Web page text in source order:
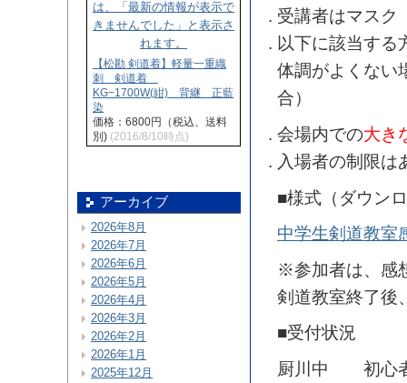
受講者はマスク
以下に該当する
体調がよくない
合）
会場内での大き
入場者の制限は
■様式（ダウン
中学生剣道教室
※参加者は、感
剣道教室終了後
■受付状況
厨川中 初心者
【松勘 剣道着】軽量一重織
刺 剣道着
KG−1700W(紺) 背継 正藍
染
価格：6800円（税込、送料
別) (2016/8/10時点)
アーカイブ
2026年8月
2026年7月
2026年6月
2026年5月
2026年4月
2026年3月
2026年2月
2026年1月
2025年12月